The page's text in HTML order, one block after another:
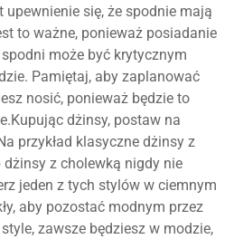
się, że spodnie mają
to ważne, ponieważ posiadanie
może być krytycznym
Pamiętaj, aby zaplanować
nosić, ponieważ będzie to
dżinsy, postaw na
przykład klasyczne dżinsy z
z cholewką nigdy nie
jeden z tych stylów w ciemnym
aby pozostać modnym przez
zawsze będziesz w modzie,